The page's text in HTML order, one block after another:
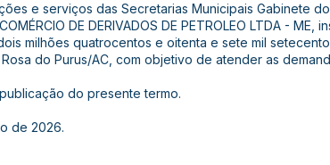
e serviços das Secretarias Municipais Gabinete
DE DERIVADOS DE PETROLEO LTDA -
milhões quatrocentos e oitenta e sete mil
do Purus/AC, com objetivo de atender as
do presente termo.
de 2026.